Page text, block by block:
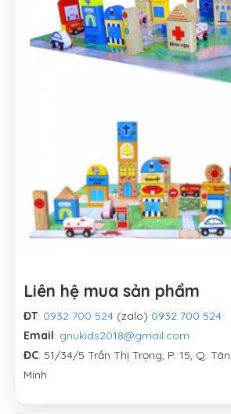
Liên hệ mua sản phẩm
ĐT: 0932 700 524 (zalo) 0932 700 524
Email: gnukids2018@gmail.com
ĐC: 51/34/5 Trần Thị Trọng, P. 15, Q.
Minh